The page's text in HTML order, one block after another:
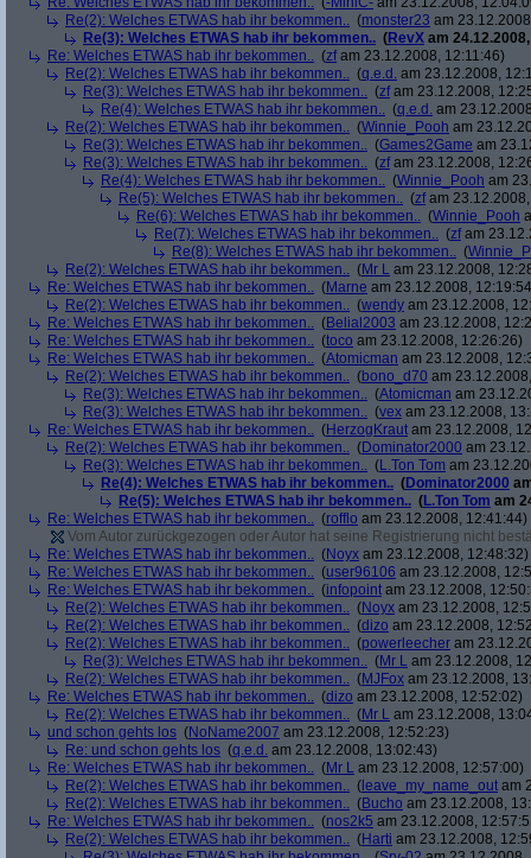
Re(2): Welches ETWAS hab ihr bekommen.. (monster23 am
Re(3): Welches ETWAS hab ihr bekommen.. (RevX am
Re: Welches ETWAS hab ihr bekommen.. (zfam 23.12.2008, 12:11:46)
Re(2): Welches ETWAS hab ihr bekommen.. (q.e.d. am 23.12.2008,
Re(3): Welches ETWAS hab ihr bekommen.. (zfam 23.12.2008,
Re(4): Welches ETWAS hab ihr bekommen.. (q.e.d. am
Re(2): Welches ETWAS hab ihr bekommen.. (Winnie_Pooh am
Re(3): Welches ETWAS hab ihr bekommen.. (Games2Game am
Re(3): Welches ETWAS hab ihr bekommen.. (zfam 23.12.2008,
Re(4): Welches ETWAS hab ihr bekommen.. (Winnie_Pooh am
Re(5): Welches ETWAS hab ihr bekommen.. (zfam
Re(6): Welches ETWAS hab ihr bekommen.. (Winnie_Pooh
Re(7): Welches ETWAS hab ihr bekommen.. (zfam
Re(8): Welches ETWAS hab ihr bekommen.. (
Re(2): Welches ETWAS hab ihr bekommen.. (Mr L am 23.12.2008,
Re: Welches ETWAS hab ihr bekommen.. (Marne am 23.12.2008,
Re(2): Welches ETWAS hab ihr bekommen.. (wendy am 23.12.2008,
Re: Welches ETWAS hab ihr bekommen.. (Belial2003 am 23.12.2008,
Re: Welches ETWAS hab ihr bekommen.. (toco am 23.12.2008, 12:26:26)
Re: Welches ETWAS hab ihr bekommen.. (Atomicman am 23.12.2008,
Re(2): Welches ETWAS hab ihr bekommen.. (bono_d70 am
Re(3): Welches ETWAS hab ihr bekommen.. (Atomicman am
Re(3): Welches ETWAS hab ihr bekommen.. (vex am 23.12.2008,
Re: Welches ETWAS hab ihr bekommen.. (HerzogKraut am 23.12.2008,
Re(2): Welches ETWAS hab ihr bekommen.. (Dominator2000 am
Re(3): Welches ETWAS hab ihr bekommen.. (L.Ton Tom am
Re(4): Welches ETWAS hab ihr bekommen.. (Dominator2000
Re(5): Welches ETWAS hab ihr bekommen.. (L.Ton Tom am
Re: Welches ETWAS hab ihr bekommen.. (rofflo am 23.12.2008, 12:41:44)
Vom Autor zurückgezogen oder Autor hat seine Registrierung nicht
Re: Welches ETWAS hab ihr bekommen.. (Noyx am 23.12.2008, 12:48:32)
Re: Welches ETWAS hab ihr bekommen.. (user96106 am 23.12.2008,
Re: Welches ETWAS hab ihr bekommen.. (infopoint am 23.12.2008,
Re(2): Welches ETWAS hab ihr bekommen.. (Noyx am 23.12.2008,
Re(2): Welches ETWAS hab ihr bekommen.. (dizo am 23.12.2008,
Re(2): Welches ETWAS hab ihr bekommen.. (powerleecher am
Re(3): Welches ETWAS hab ihr bekommen.. (Mr L am 23.12.2008,
Re(2): Welches ETWAS hab ihr bekommen.. (MJFox am 23.12.2008,
Re: Welches ETWAS hab ihr bekommen.. (dizo am 23.12.2008, 12:52:02)
Re(2): Welches ETWAS hab ihr bekommen.. (Mr L am 23.12.2008,
und schon gehts los (NoName2007 am 23.12.2008, 12:52:23)
Re: und schon gehts los (q.e.d. am 23.12.2008, 13:02:43)
Re: Welches ETWAS hab ihr bekommen.. (Mr L am 23.12.2008, 12:57:00)
Re(2): Welches ETWAS hab ihr bekommen.. ( leave_my_name_out am
Re(2): Welches ETWAS hab ihr bekommen.. (Bucho am 23.12.2008,
Re: Welches ETWAS hab ihr bekommen.. (nos2k5 am 23.12.2008,
Re(2): Welches ETWAS hab ihr bekommen.. (Harti am 23.12.2008,